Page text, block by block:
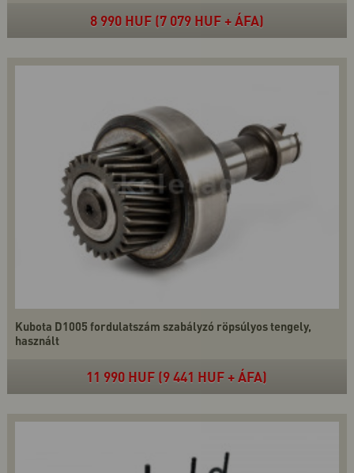
8 990 HUF (7 079 HUF + ÁFA)
Kubota D1005 fordulatszám szabályzó röpsúlyos tengely,
használt
11 990 HUF (9 441 HUF + ÁFA)